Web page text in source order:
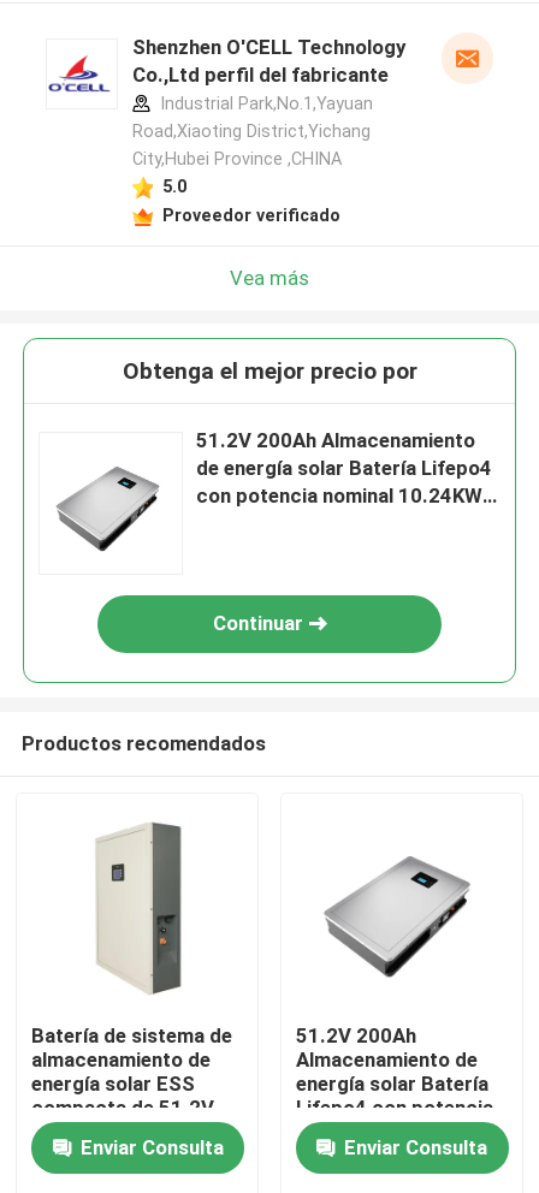
Inicio
Productos
VR Show
Shenzhen O'CELL Technology
Co.,Ltd perfil del fabricante
Industrial Park,No.1,Yayuan
Road,Xiaoting District,Yichang
City,Hubei Province ,CHINA
5.0
Proveedor verificado
Vea más
Obtenga el mejor precio por
51.2V 200Ah Almacenamiento
de energía solar Batería Lifepo4
con potencia nominal 10.24KWh
Continuar
Productos recomendados
Batería de sistema de
almacenamiento de
energía solar ESS
compacta de 51.2V
200Ah para un
rendimiento óptimo
Enviar Consulta
51.2V 200Ah
Almacenamiento de
energía solar Batería
Lifepo4 con potencia
nominal 10.24KWh
95%DODEnviar Consulta